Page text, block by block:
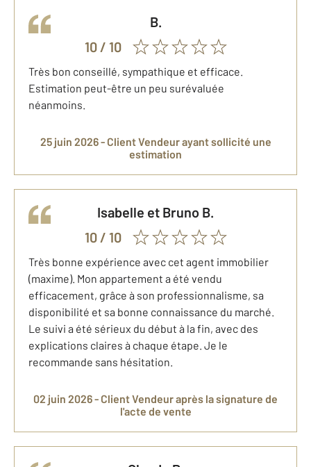
B.
10/ 10
Très bon conseillé, sympathique et efficace.
Estimation peut-être un peu surévaluée
néanmoins.
25 juin 2026 - Client Vendeurayant sollicité une
estimation
Isabelle et Bruno B.
10/ 10
Très bonne expérience avec cet agent immobilier
(maxime). Mon appartement a été vendu
efficacement, grâce à son professionnalisme, sa
disponibilité et sa bonne connaissance du marché.
Le suivi a été sérieux du début à la fin, avec des
explications claires à chaque étape. Je le
recommande sans hésitation.
02 juin 2026 - Client Vendeuraprès la signature de
l'acte de vente